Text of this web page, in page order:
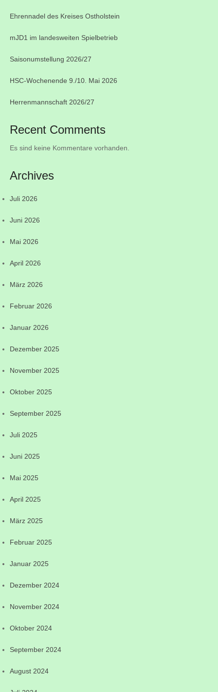
Ehrennadel des Kreises Ostholstein
mJD1 im landesweiten Spielbetrieb
Saisonumstellung 2026/27
HSC-Wochenende 9./10. Mai 2026
Herrenmannschaft 2026/27
Recent Comments
Es sind keine Kommentare vorhanden.
Archives
Juli 2026
Juni 2026
Mai 2026
April 2026
März 2026
Februar 2026
Januar 2026
Dezember 2025
November 2025
Oktober 2025
September 2025
Juli 2025
Juni 2025
Mai 2025
April 2025
März 2025
Februar 2025
Januar 2025
Dezember 2024
November 2024
Oktober 2024
September 2024
August 2024